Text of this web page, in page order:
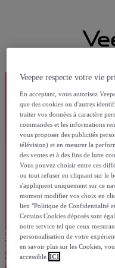
Veepee respecte votre vie
En acceptant, vous autorisez
que des cookies ou d'autres
traiter vos données à caractère
commandes et les informations
vous proposer des publicités
télévision) et en mesurer la
des ventes et à des fins de lutte
Vous pouvez choisir entre ces
ou tout refuser en cliquant sur le
s'appliquent uniquement sur ce
moment modifier vos choix en
lien "Politique de Confidentialité
Certains Cookies déposés sont
notre service tel que ceux
personnalisation de votre
en savoir plus sur les Cookies,
accessible ICI